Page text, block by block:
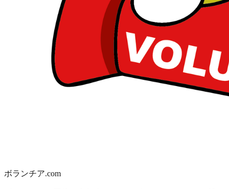
ボランチア.com